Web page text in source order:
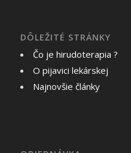
DÔLEŽITÉ STRÁNKY
Čo je hirudoterapia ?
O pijavici lekárskej
Najnovšie články